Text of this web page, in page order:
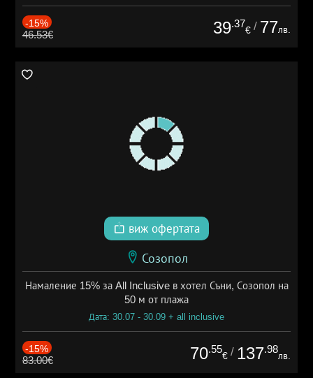
-15%
46.53€ 39.37
€ / 77лв.
виж офертата
Созопол
Намаление 15% за All Inclusive в хотел Съни, Созопол на
50 м от плажа
Дата: 30.07 - 30.09 + all inclusive
-15%
83.00€ 70.55
€ / 137.98
лв.